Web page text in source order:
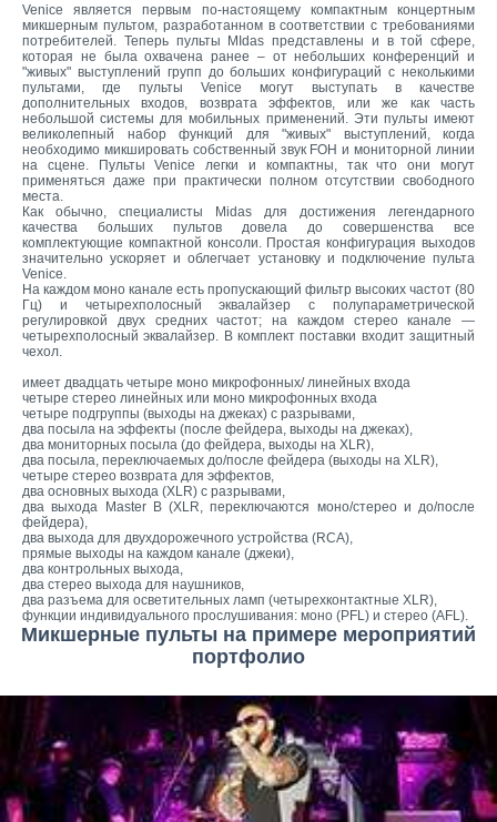
Venice является первым по-настоящему компактным концертным
микшерным пультом, разработанном в соответствии с требованиями
потребителей. Теперь пульты MIdas представлены и в той сфере,
которая не была охвачена ранее – от небольших конференций и
"живых" выступлений групп до больших конфигураций с неколькими
пультами, где пульты Venice могут выступать в качестве
дополнительных входов, возврата эффектов, или же как часть
небольшой системы для мобильных применений. Эти пульты имеют
великолепный набор функций для "живых" выступлений, когда
необходимо микшировать собственный звук FOH и мониторной линии
на сцене. Пульты Venice легки и компактны, так что они могут
применяться даже при практически полном отсутствии свободного
места.
Как обычно, специалисты Midas для достижения легендарного
качества больших пультов довела до совершенства все
комплектующие компактной консоли. Простая конфигурация выходов
значительно ускоряет и облегчает установку и подключение пульта
Venice.
На каждом моно канале есть пропускающий фильтр высоких частот (80
Гц) и четырехполосный эквалайзер с полупараметрической
регулировкой двух средних частот; на каждом стерео канале —
четырехполосный эквалайзер. В комплект поставки входит защитный
чехол.
имеет двадцать четыре моно микрофонных/ линейных входа
четыре стерео линейных или моно микрофонных входа
четыре подгруппы (выходы на джеках) с разрывами,
два посыла на эффекты (после фейдера, выходы на джеках),
два мониторных посыла (до фейдера, выходы на XLR),
два посыла, переключаемых до/после фейдера (выходы на XLR),
четыре стерео возврата для эффектов,
два основных выхода (XLR) с разрывами,
два выхода Master B (XLR, переключаются моно/стерео и до/после
фейдера),
два выхода для двухдорожечного устройства (RCA),
прямые выходы на каждом канале (джеки),
два контрольных выхода,
два стерео выхода для наушников,
два разъема для осветительных ламп (четырехконтактные XLR),
функции индивидуального прослушивания: моно (PFL) и стерео (AFL).
Микшерные пульты на примере мероприятий
портфолио